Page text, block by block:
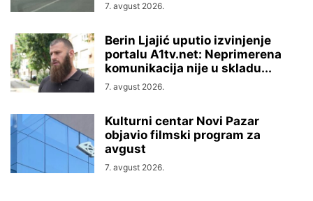
7. avgust 2026.
Berin Ljajić uputio izvinjenje
portalu A1tv.net: Neprimerena
komunikacija nije u skladu...
7. avgust 2026.
Kulturni centar Novi Pazar
objavio filmski program za
avgust
7. avgust 2026.